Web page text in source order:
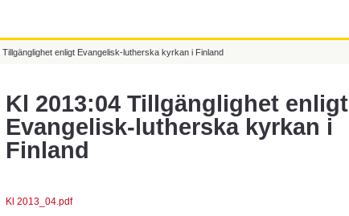
Kl 2013:04 Tillgänglighet enligt
Evangelisk-lutherska kyrkan i
Finland
Kl 2013_04.pdf
Tillgänglighet enligt Evangelisk-lutherska kyrkan i Finland